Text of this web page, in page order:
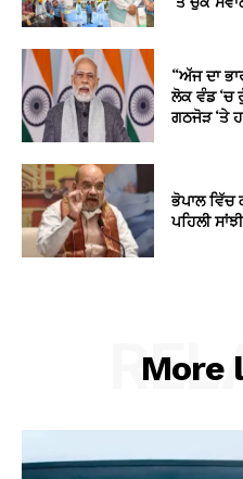
“ਅੱਜ ਦਾ
ਲੋਕ ਵੰਡ ‘ਚ
ਗਠਜੋੜ ‘ਤੇ
ਭੋਪਾਲ ਵਿੱਚ
ਪਹਿਲੀ
More